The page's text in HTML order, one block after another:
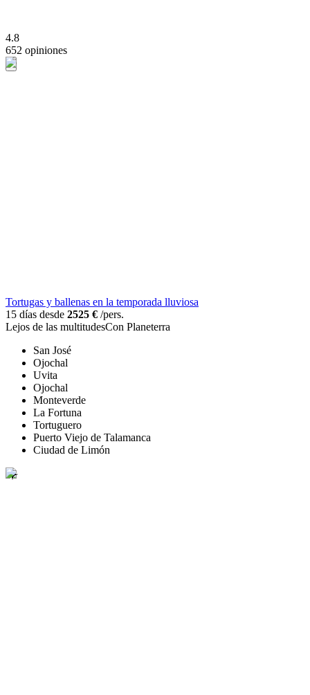
4.8
652 opiniones
Tortugas y ballenas en la temporada lluviosa
15 días desde 2525 € /pers.
Lejos de las multitudesCon Planeterra
San José
Ojochal
Uvita
Ojochal
Monteverde
La Fortuna
Tortuguero
Puerto Viejo de Talamanca
Ciudad de Limón